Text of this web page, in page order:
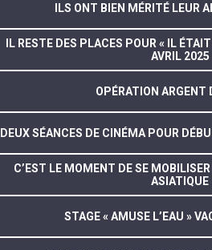
ILS ONT BIEN MÉRITÉ LEUR
IL RESTE DES PLACES POUR « IL
AVRIL 2025
OPÉRATION ARGENT
DEUX SÉANCES DE CINÉMA POUR
C’EST LE MOMENT DE SE
ASIATIQUE
STAGE « AMUSE L’EAU »